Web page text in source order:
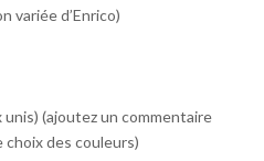
variée d’Enrico)
(ajoutez un commentaire
choix des couleurs)